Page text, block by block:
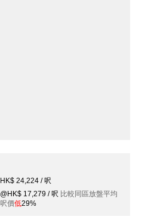
HK$ 24,224 / 呎
@HK$ 17,279 / 呎 比較同區放盤平均
呎價低29%